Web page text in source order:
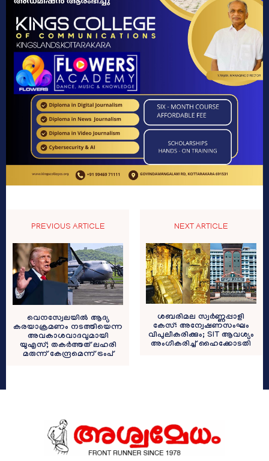
PREVIOUS ARTICLE
വെനസ്വേലയിൽ ആദ്യ
കരയാക്രമണം നടത്തിയെന്ന
അവകാശവാദവുമായി
യുഎസ്; തകർത്തത് ലഹരി
മരുന്ന് കേന്ദ്രമെന്ന് ട്രംപ്
NEXT ARTICLE
ശബരിമല സ്വർണ്ണപ്പാളി
കേസ്: അന്വേഷണസംഘം
വിപുലീകരിക്കും; SIT ആവശ്യം
അംഗീകരിച്ച് ഹൈക്കോടതി